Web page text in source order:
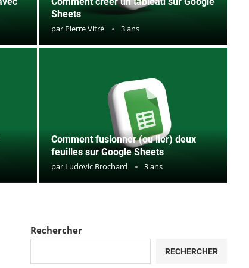
Sheets
par Pierre Vitré 3 ans
Comment fusionner (ou lier) deux
feuilles sur Google Sheets
par Ludovic Brochard 3 ans
Rechercher
RECHERCHER